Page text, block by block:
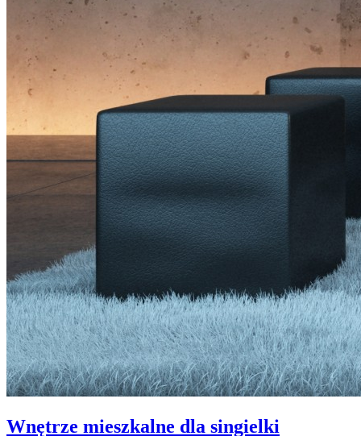
Wnętrze mieszkalne dla singielki